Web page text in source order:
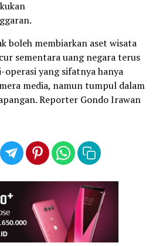
boleh membiarkan aset wisata
sementara uang negara terus
yang sifatnya hanya
media, namun tumpul dalam
Reporter Gondo Irawan